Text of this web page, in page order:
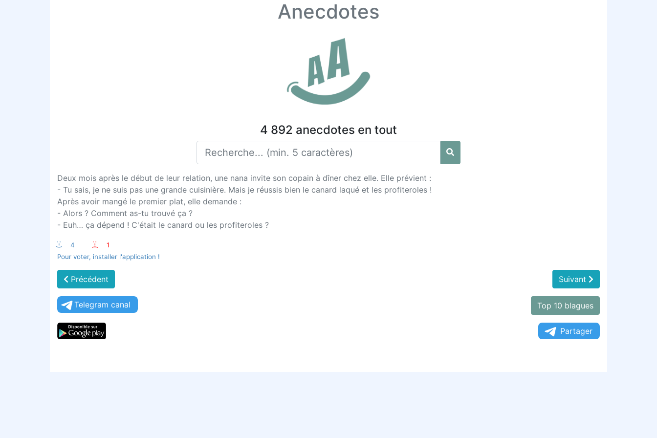
Anecdotes
4 892 anecdotes en tout
Deux mois après le début de leur relation, une nana invite son copain à dîner chez elle. Elle prévient :
- Tu sais, je ne suis pas une grande cuisinière. Mais je réussis bien le canard laqué et les profiteroles !
Après avoir mangé le premier plat, elle demande :
- Alors ? Comment as-tu trouvé ça ?
- Euh… ça dépend ! C'était le canard ou les profiteroles ?
:-) 4 :-(
1
Pour voter, installer l'application !
Précédent Suivant
Telegram canal Top 10 blagues
Partager